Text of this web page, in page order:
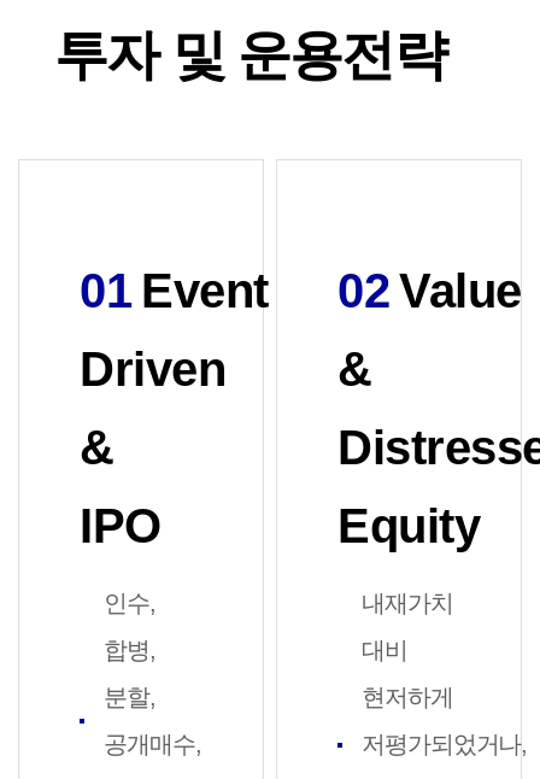
투자 및 운용전략
01 Event
Driven
&
IPO
인수,
합병,
분할,
공개매수,
02Value
&
Equity
내재가치
대비
현저하게
저평가되었거나,